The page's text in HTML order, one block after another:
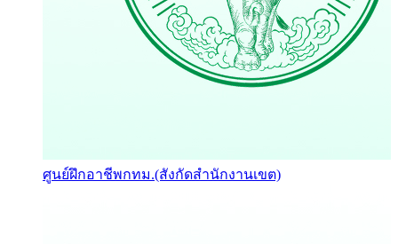
ศูนย์ฝึกอาชีพกทม.(สังกัดสำนักงานเขต)